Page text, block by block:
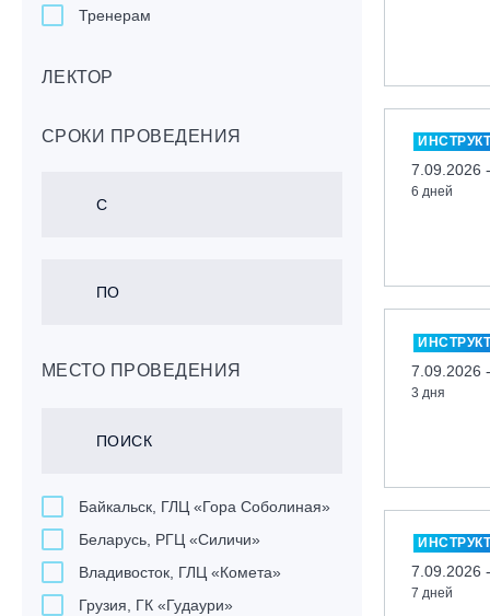
Тренерам
ЛЕКТОР
СРОКИ ПРОВЕДЕНИЯ
МЕСТО ПРОВЕДЕНИЯ
Байкальск, ГЛЦ «Гора Соболиная»
Беларусь, РГЦ «Силичи»
Владивосток, ГЛЦ «Комета»
Грузия, ГК «Гудаури»
7.09.2026
6 дней
7.09.2026
3 дня
7.09.2026
7 дней